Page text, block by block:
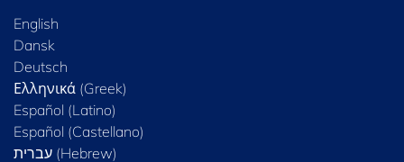
English
Dansk
Deutsch
Ελληνικά (Greek)
Español (Latino)
Español (Castellano)